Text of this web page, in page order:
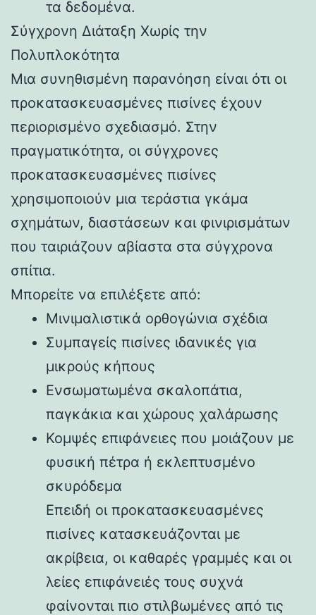
τα δεδομένα.
Σύγχρονη Διάταξη Χωρίς την
Πολυπλοκότητα
Μια συνηθισμένη παρανόηση είναι ότι οι
προκατασκευασμένες πισίνες έχουν
περιορισμένο σχεδιασμό. Στην
πραγματικότητα, οι σύγχρονες
προκατασκευασμένες πισίνες
χρησιμοποιούν μια τεράστια γκάμα
σχημάτων, διαστάσεων και φινιρισμάτων
που ταιριάζουν αβίαστα στα σύγχρονα
σπίτια.
Μπορείτε να επιλέξετε από:
Μινιμαλιστικά ορθογώνια σχέδια
Συμπαγείς πισίνες ιδανικές για
μικρούς κήπους
Ενσωματωμένα σκαλοπάτια,
παγκάκια και χώρους χαλάρωσης
Κομψές επιφάνειες που μοιάζουν με
φυσική πέτρα ή εκλεπτυσμένο
σκυρόδεμα
Επειδή οι προκατασκευασμένες
πισίνες κατασκευάζονται με
ακρίβεια, οι καθαρές γραμμές και οι
λείες επιφάνειές τους συχνά
φαίνονται πιο στιλβωμένες από τις